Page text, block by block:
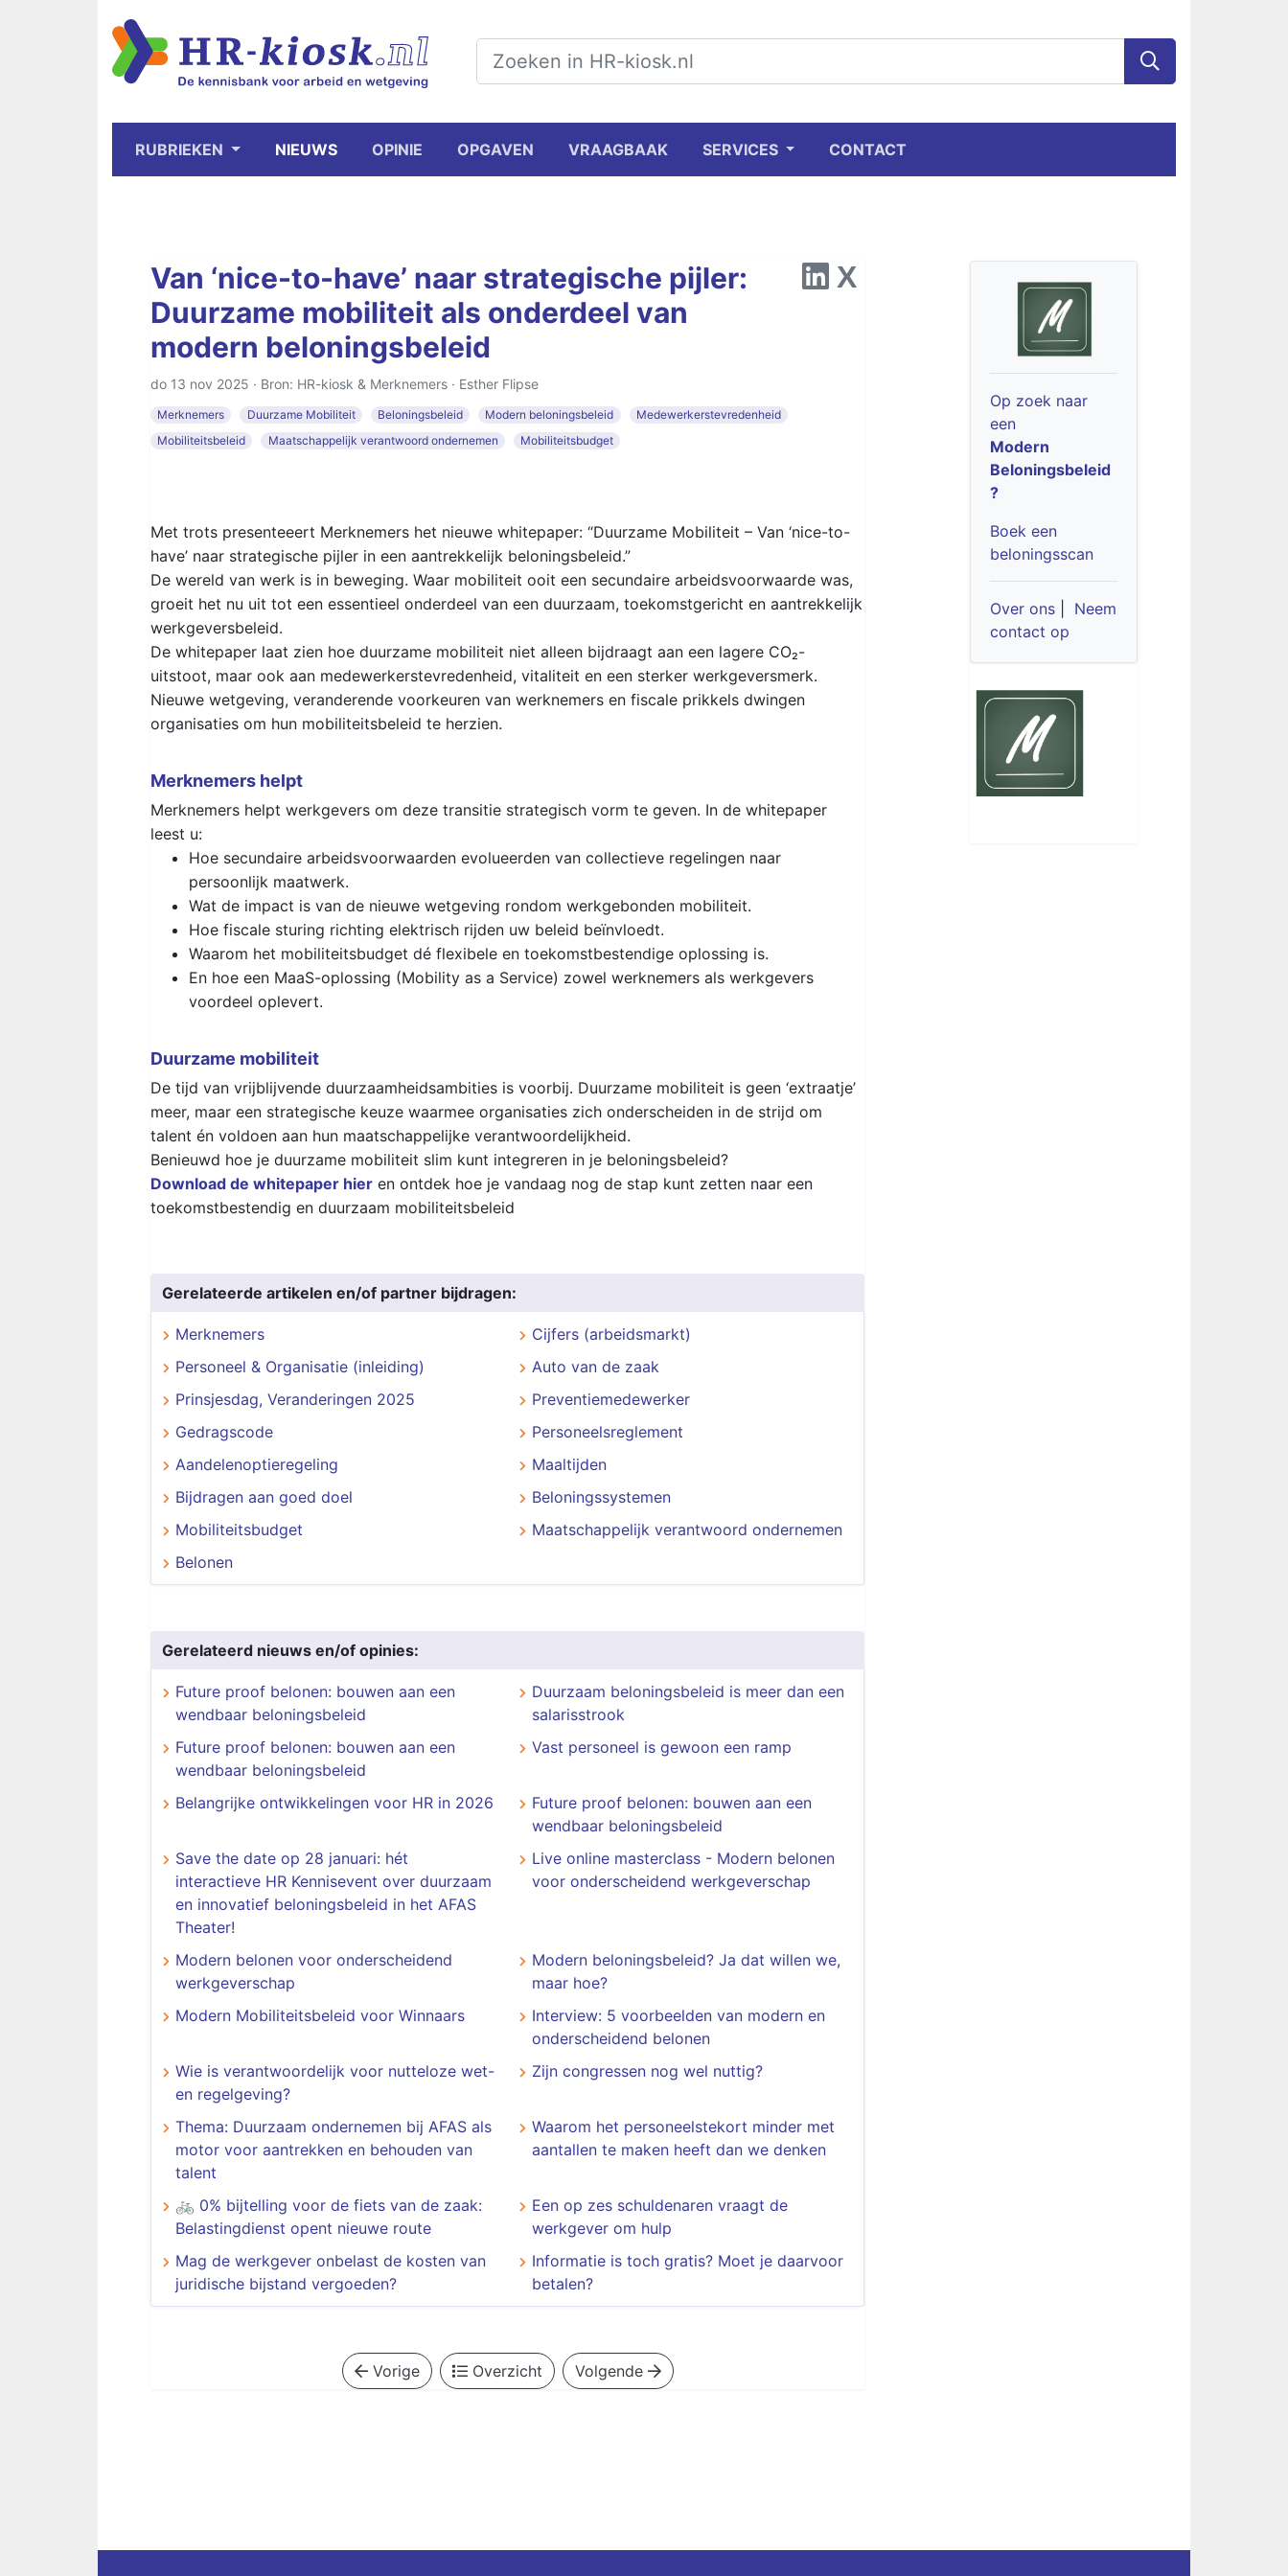
RUBRIEKEN NIEUWS OPINIE OPGAVEN VRAAGBAAK SERVICES CONTACT
Van ‘nice-to-have’ naar strategische pijler:
Duurzame mobiliteit als onderdeel van
modern beloningsbeleid
do 13 nov 2025 · Bron: HR-kiosk & Merknemers · Esther Flipse
Merknemers Duurzame Mobiliteit Beloningsbeleid Modern beloningsbeleid
Medewerkerstevredenheid
Mobiliteitsbeleid
Maatschappelijk verantwoord ondernemen Mobiliteitsbudget
Met trots presenteeert Merknemers het nieuwe whitepaper: “Duurzame Mobiliteit – Van ‘nice-to-
have’ naar strategische pijler in een aantrekkelijk beloningsbeleid.”
De wereld van werk is in beweging. Waar mobiliteit ooit een secundaire arbeidsvoorwaarde was,
groeit het nu uit tot een essentieel onderdeel van een duurzaam, toekomstgericht en aantrekkelijk
werkgeversbeleid.
De whitepaper laat zien hoe duurzame mobiliteit niet alleen bijdraagt aan een lagere CO₂-
uitstoot, maar ook aan medewerkerstevredenheid, vitaliteit en een sterker werkgeversmerk.
Nieuwe wetgeving, veranderende voorkeuren van werknemers en fiscale prikkels dwingen
organisaties om hun mobiliteitsbeleid te herzien.
Merknemers helpt
Merknemers helpt werkgevers om deze transitie strategisch vorm te geven. In de whitepaper
leest u:
Hoe secundaire arbeidsvoorwaarden evolueerden van collectieve regelingen naar
persoonlijk maatwerk.
Wat de impact is van de nieuwe wetgeving rondom werkgebonden mobiliteit.
Hoe fiscale sturing richting elektrisch rijden uw beleid beïnvloedt.
Waarom het mobiliteitsbudget dé flexibele en toekomstbestendige oplossing is.
En hoe een MaaS-oplossing (Mobility as a Service) zowel werknemers als werkgevers
voordeel oplevert.
Duurzame mobiliteit
De tijd van vrijblijvende duurzaamheidsambities is voorbij. Duurzame mobiliteit is geen ‘extraatje’
meer, maar een strategische keuze waarmee organisaties zich onderscheiden in de strijd om
talent én voldoen aan hun maatschappelijke verantwoordelijkheid.
Benieuwd hoe je duurzame mobiliteit slim kunt integreren in je beloningsbeleid?
Download de whitepaper hier en ontdek hoe je vandaag nog de stap kunt zetten naar een
toekomstbestendig en duurzaam mobiliteitsbeleid
Gerelateerde artikelen en/of partner bijdragen:
Merknemers
Cijfers (arbeidsmarkt)
Personeel & Organisatie (inleiding)
Auto van de zaak
Prinsjesdag, Veranderingen 2025
Preventiemedewerker
Gedragscode
Personeelsreglement
Aandelenoptieregeling
Maaltijden
Bijdragen aan goed doel
Beloningssystemen
Mobiliteitsbudget
Maatschappelijk verantwoord ondernemen
Belonen
Gerelateerd nieuws en/of opinies:
Future proof belonen: bouwen aan een
wendbaar beloningsbeleid
​​​​​​​Duurzaam beloningsbeleid is meer dan een
salarisstrook
Future proof belonen: bouwen aan een
wendbaar beloningsbeleid
​​​​​​​Vast personeel is gewoon een ramp
Belangrijke ontwikkelingen voor HR in 2026
Future proof belonen: bouwen aan een
wendbaar beloningsbeleid
Save the date op 28 januari: hét
interactieve HR Kennisevent over duurzaam
en innovatief beloningsbeleid in het AFAS
Theater!
Live online masterclass - Modern belonen
voor onderscheidend werkgeverschap
Modern belonen voor onderscheidend
werkgeverschap
Modern beloningsbeleid? Ja dat willen we,
maar hoe?
Modern Mobiliteitsbeleid voor Winnaars
Interview: 5 voorbeelden van modern en
onderscheidend belonen
​​​​​​​Wie is verantwoordelijk voor nutteloze wet-
en regelgeving?
Zijn congressen nog wel nuttig?
Thema: Duurzaam ondernemen bij AFAS als
motor voor aantrekken en behouden van
talent
Waarom het personeelstekort minder met
aantallen te maken heeft dan we denken
🚲 0% bijtelling voor de fiets van de zaak:
Belastingdienst opent nieuwe route
Een op zes schuldenaren vraagt de
werkgever om hulp
Mag de werkgever onbelast de kosten van
juridische bijstand vergoeden?
Informatie is toch gratis? Moet je daarvoor
betalen?
Vorige Overzicht Volgende
Op zoek naar
een
Modern
Beloningsbeleid
?
Boek een
beloningsscan
Over ons
Neem
contact op